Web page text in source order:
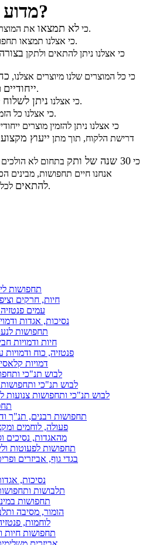
מדוע לקנות אצלנו?
כי לא תמצאו
את המוצרים שלנו בשום מקום אחר.
כי אצלנו תמצאו.
כי אצלנו ניתן להתאים ולתקן
כי כל המוצרים שלנו מיוצרים אצלנו,
ייחודייםומותאמים לקהל הישראלי.
כי אצלנו ניתן
בארץ ובעולם.
כי אצלנו כל.
כי אצלנו ניתן להזמין מוצרים
דרישת הלקוח, תוך מתן ייעוץ
כי 30 שנה של ותק בתחום לא הולכים
אנחנו חיים תחפושות, מבינים
להתאיםלכל אחד מה שהכי מתאים לו.
תחפושות
חיות, חרקים
עמים פנטזיה
נסיכות, אגדות
תחפושות
חיות ודמויות
פנטזיה, כוח ודמויות
דמויות
לבוש תנ"כי
לבוש תנ"כי ותחפושות
לבוש תנ"כי ותחפושות צנועות
תחפושות רבנים, תנ"ך
פעולה, לוחמים
מהאגדות, נסיכים
תחפושות לפעוטות
בגדי גוף, אביזרים
נסיכות,
תלבושות
תחפושות
הומור, מסיבה
לוחמות,
תחפושות חיות